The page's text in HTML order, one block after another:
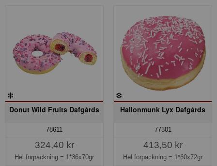
Donut Wild Fruits Dafgårds
78611
324,40 kr
Hel förpackning = 1*36x70gr
Hallonmunk Lyx Dafgårds
77301
413,50 kr
Hel förpackning = 1*60x72gr